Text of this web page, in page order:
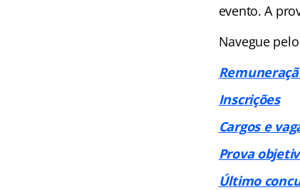
evento. A
Navegue
Inscrições
Cargos e
Prova
Último